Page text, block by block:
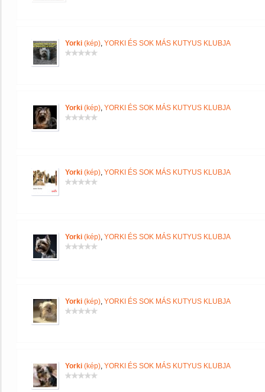
Yorki (kép), YORKI ÉS SOK MÁS KUTYUS KLUBJA
Yorki (kép), YORKI ÉS SOK MÁS KUTYUS KLUBJA
Yorki (kép), YORKI ÉS SOK MÁS KUTYUS KLUBJA
Yorki (kép), YORKI ÉS SOK MÁS KUTYUS KLUBJA
Yorki (kép), YORKI ÉS SOK MÁS KUTYUS KLUBJA
Yorki (kép), YORKI ÉS SOK MÁS KUTYUS KLUBJA